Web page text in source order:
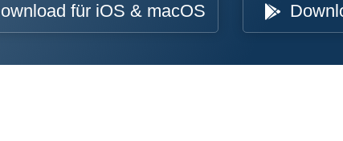
für iOS & macOS